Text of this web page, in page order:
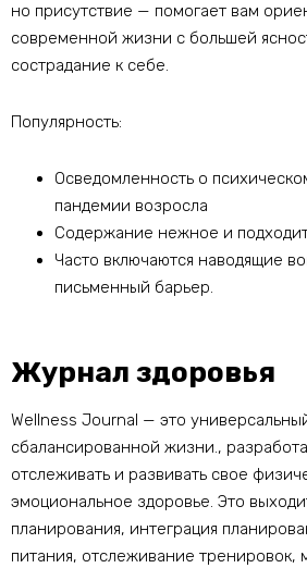
но присутствие — помогает вам
современной жизни с большей
сострадание к себе.
Популярность:
Осведомленность о
пандемии возросла
Содержание нежное и подходит
Часто включаются наводящие
письменный барьер.
Журнал здоровья
Wellness Journal — это
сбалансированной жизни.,
отслеживать и развивать свое
эмоциональное здоровье. Это
планирования, интеграция
питания, отслеживание тренировок,